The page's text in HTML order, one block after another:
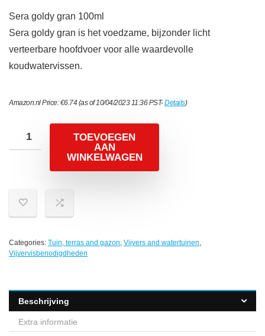
Sera goldy gran 100ml
Sera goldy gran is het voedzame, bijzonder licht
verteerbare hoofdvoer voor alle waardevolle
koudwatervissen.
Amazon.nl Price:€6.74(as of 10/04/2023 11:36 PST-Details)
TOEVOEGEN
AAN
WINKELWAGEN
Categories: Tuin, terras and gazon, Vijvers and watertuinen,
Vijvervisbenodigdheden
Beschrijving
Extra informatie